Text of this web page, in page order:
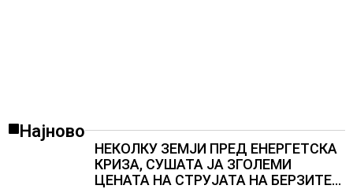
Најново
НЕКОЛКУ ЗЕМЈИ ПРЕД ЕНЕРГЕТСКА
КРИЗА, СУШАТА ЈА ЗГОЛЕМИ
ЦЕНАТА НА СТРУЈАТА НА БЕРЗИТЕ